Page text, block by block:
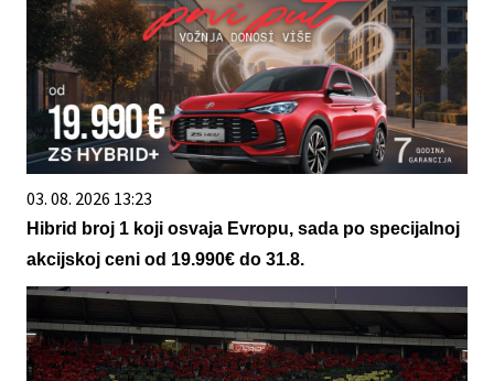
03. 08. 2026 13:23
Hibrid broj 1 koji osvaja Evropu, sada po specijalnoj
akcijskoj ceni od 19.990€ do 31.8.